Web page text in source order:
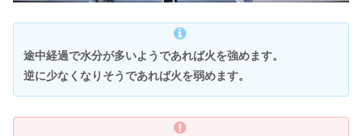
途中経過で水分が多いようであれば火を強めます。
逆に少なくなりそうであれば火を弱めます。